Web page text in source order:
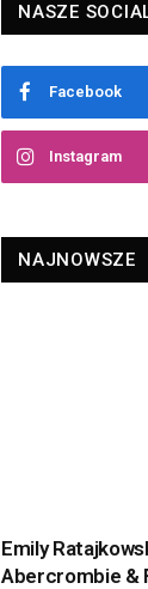
NASZE
Facebook
Instagram
NAJNOWSZE
Emily
Abercrombie &